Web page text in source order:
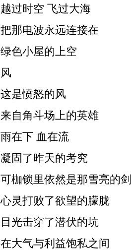
越过时空 飞过大海
把那电波永远连接在
绿色小屋的上空
风
这是愤怒的风
来自角斗场上的英雄
雨在下 血在流
凝固了昨天的考究
可枷锁里依然是那雪亮的
心灵打败了欲望的朦胧
目光击穿了潜伏的坑
在大气与利益饱私之间